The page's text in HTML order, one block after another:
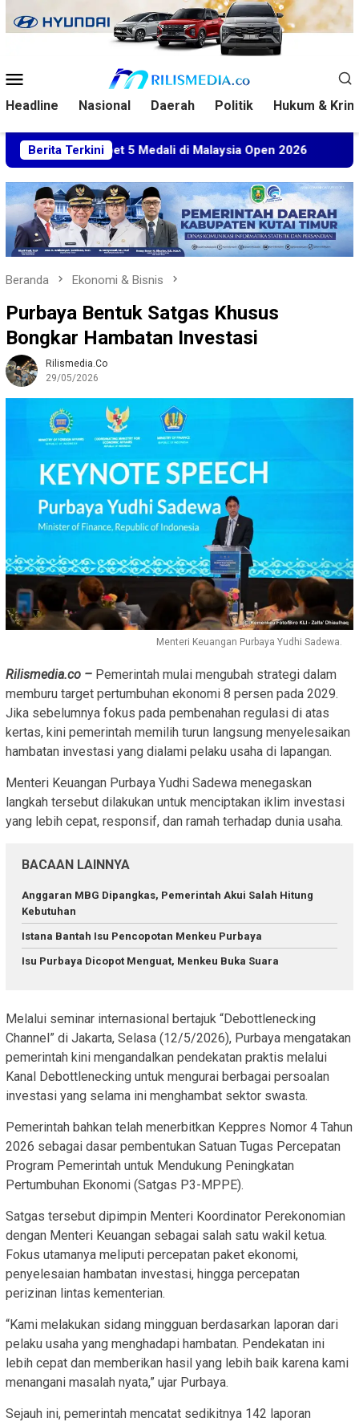
ke
Mobile
Headline Nasional Daerah Politik Hukum &
Berita Terkini
Sabet 5 Medali di Malaysia Open 2026 Kuasa
Beranda Ekonomi & Bisnis
Purbaya Bentuk Satgas Khusus
Bongkar Hambatan Investasi
Rilismedia.co
29/05/2026
Menteri Keuangan Purbaya Yudhi Sadewa.
Rilismedia.co – Pemerintah mulai mengubah strategi dalam
memburu target pertumbuhan ekonomi 8 persen pada 2029.
Jika sebelumnya fokus pada pembenahan regulasi di atas
kertas, kini pemerintah memilih turun langsung menyelesaikan
hambatan investasi yang dialami pelaku usaha di lapangan.
Menteri Keuangan Purbaya Yudhi Sadewa menegaskan
langkah tersebut dilakukan untuk menciptakan iklim investasi
yang lebih cepat, responsif, dan ramah terhadap dunia usaha.
BACAAN LAINNYA
Anggaran MBG Dipangkas, Pemerintah Akui Salah Hitung
Kebutuhan
Istana Bantah Isu Pencopotan Menkeu Purbaya
Isu Purbaya Dicopot Menguat, Menkeu Buka Suara
Melalui seminar internasional bertajuk “Debottlenecking
Channel” di Jakarta, Selasa (12/5/2026), Purbaya mengatakan
pemerintah kini mengandalkan pendekatan praktis melalui
Kanal Debottlenecking untuk mengurai berbagai persoalan
investasi yang selama ini menghambat sektor swasta.
Pemerintah bahkan telah menerbitkan Keppres Nomor 4 Tahun
2026 sebagai dasar pembentukan Satuan Tugas Percepatan
Program Pemerintah untuk Mendukung Peningkatan
Pertumbuhan Ekonomi (Satgas P3-MPPE).
Satgas tersebut dipimpin Menteri Koordinator Perekonomian
dengan Menteri Keuangan sebagai salah satu wakil ketua.
Fokus utamanya meliputi percepatan paket ekonomi,
penyelesaian hambatan investasi, hingga percepatan
perizinan lintas kementerian.
“Kami melakukan sidang mingguan berdasarkan laporan dari
pelaku usaha yang menghadapi hambatan. Pendekatan ini
lebih cepat dan memberikan hasil yang lebih baik karena kami
menangani masalah nyata,” ujar Purbaya.
Sejauh ini, pemerintah mencatat sedikitnya 142 laporan